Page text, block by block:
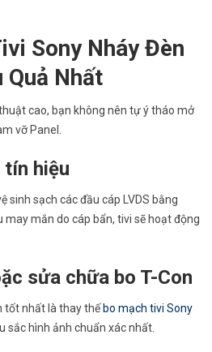
Sony Nháy Đèn
Quả Nhất
cao, bạn không nên tự ý tháo mở
vỡ Panel.
tín hiệu
sinh sạch các đầu cáp LVDS bằng
may mắn do cáp bẩn, tivi sẽ hoạt động
sửa chữa bo T-Con
tốt nhất là thay thế bo mạch tivi Sony
sắc hình ảnh chuẩn xác nhất.